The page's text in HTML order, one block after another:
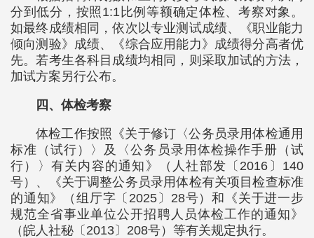
分到低分，按照1:1比例等额确定体检、考察对象。
如最终成绩相同，依次以专业测试成绩、《职业能力
倾向测验》成绩、《综合应用能力》成绩得分高者优
先。若考生各科目成绩均相同，则采取加试的方法，
加试方案另行公布。
四、体检考察
体检工作按照《关于修订〈公务员录用体检通用
标准（试行）〉及〈公务员录用体检操作手册（试
行）〉有关内容的通知》（人社部发〔2016〕140
号）、《关于调整公务员录用体检有关项目检查标准
的通知》（组厅字〔2025〕28号）和《关于进一步
规范全省事业单位公开招聘人员体检工作的通知》
（皖人社秘〔2013〕208号）等有关规定执行。